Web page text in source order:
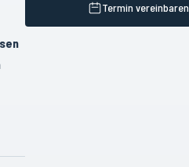
Termin vereinbaren